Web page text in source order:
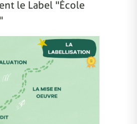
le Label "École